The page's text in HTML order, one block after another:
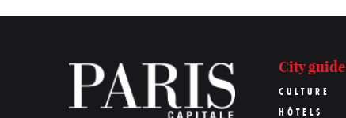
City guide
CULTURE
HÔTELS